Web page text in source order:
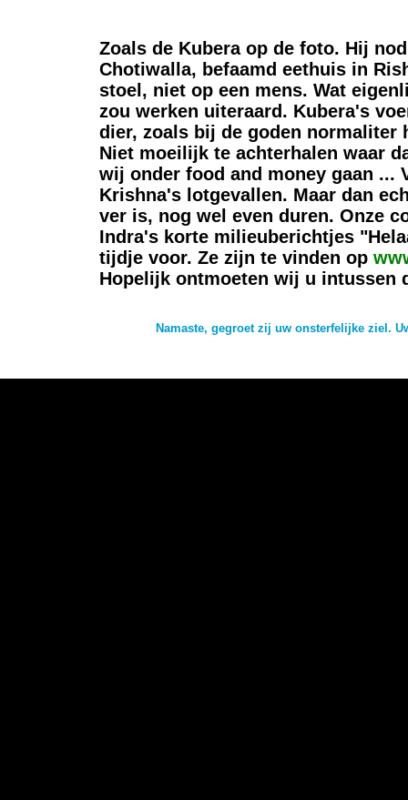
Zoals de Kubera op de foto. Hij
Chotiwalla, befaamd eethuis in
stoel, niet op een mens. Wat
zou werken uiteraard. Kubera's
dier, zoals bij de goden normaliter
Niet moeilijk te achterhalen waar
wij onder food and money gaan ...
Krishna's lotgevallen. Maar dan
ver is, nog wel even duren. Onze
Indra's korte milieuberichtjes
tijdje voor. Ze zijn te vinden op
Hopelijk ontmoeten wij u intussen
Namaste, gegroet zij uw onsterfelijke ziel.